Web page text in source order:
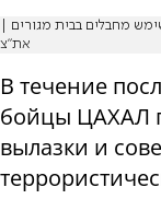
מחבלים בבית מגורים |
את"צ
В течение
бойцы ЦАХАЛ
вылазки и